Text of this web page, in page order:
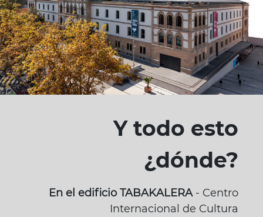
Y todo esto
¿dónde?
En el edificio TABAKALERA- Centro
Internacional de Cultura